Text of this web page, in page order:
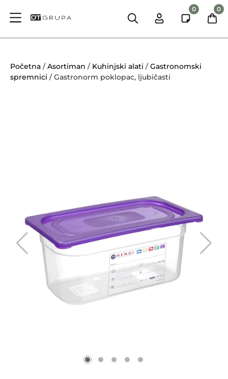
0 0
Početna /Asortiman / Kuhinjski alati /Gastronomski
spremnici / Gastronorm poklopac, ljubičasti